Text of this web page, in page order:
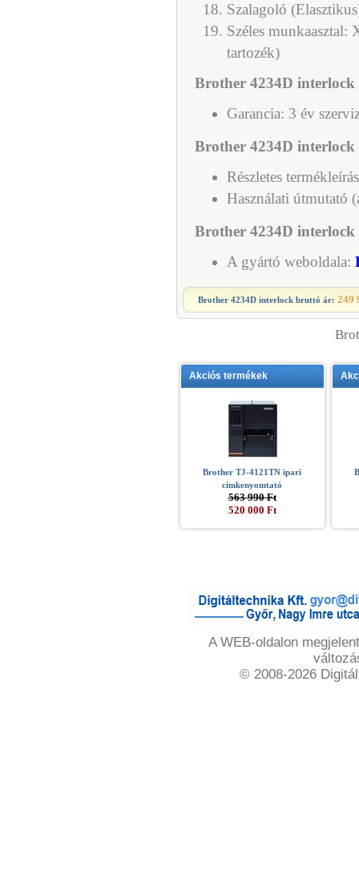
Szalagoló
Széles
tartozék)
Brother 4234D
Garancia: 3 év
Brother 4234D
Részletes
Használati útmutató
Brother 4234D interlock
A gyártó weboldala:
Brother 4234D interlock bruttó ár: 249
Akciós termékek
Brother TJ-4121TN ipari
címkenyomtató
563 990 Ft
520 000 Ft
A WEB-oldalon
© 2008-2026